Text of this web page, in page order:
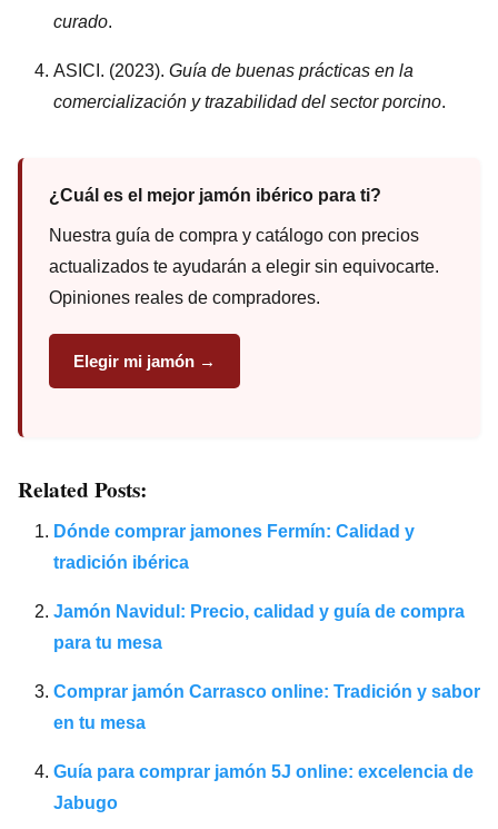
curado.
ASICI. (2023). Guía de buenas prácticas en la
comercialización y trazabilidad del sector porcino.
¿Cuál es el mejor jamón ibérico para ti?
Nuestra guía de compra y catálogo con precios
actualizados te ayudarán a elegir sin equivocarte.
Opiniones reales de compradores.
Elegir mi jamón →
Related Posts:
Dónde comprar jamones Fermín: Calidad y
tradición ibérica
Jamón Navidul: Precio, calidad y guía de compra
para tu mesa
Comprar jamón Carrasco online: Tradición y sabor
en tu mesa
Guía para comprar jamón 5J online: excelencia de
Jabugo